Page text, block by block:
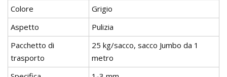
Colore
Grigio
Aspetto
Pulizia
Pacchetto di
trasporto
25 kg/sacco, sacco Jumbo da 1
metro